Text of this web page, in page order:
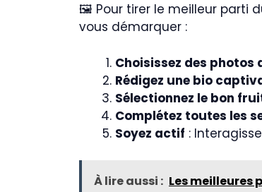
🖼️ Pour tirer le meilleur parti
vous démarquer :
Choisissez des photos
Rédigez une bio
Sélectionnez le bon
Complétez toutes les
Soyez actif :
À lire aussi : Les meilleures